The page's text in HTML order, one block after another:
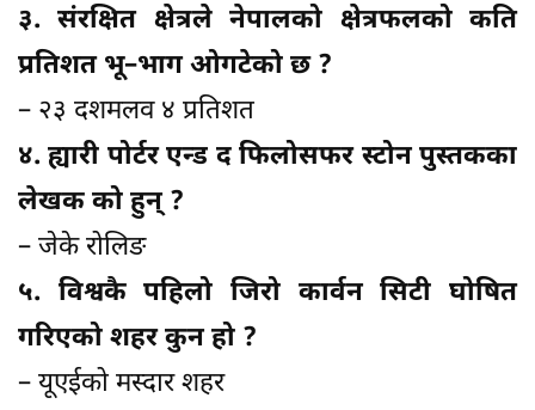
३. संरक्षित क्षेत्रले नेपालको क्षेत्रफलको कति
प्रतिशत भू–भाग ओगटेको छ ?
– २३ दशमलव ४ प्रतिशत
४. ह्यारी पोर्टर एन्ड द फिलोसफर स्टोन पुस्तकका
लेखक को हुन् ?
– जेके रोलिङ
५. विश्वकै पहिलो जिरो कार्वन सिटी घोषित
गरिएको शहर कुन हो ?
– यूएईको मस्दार शहर